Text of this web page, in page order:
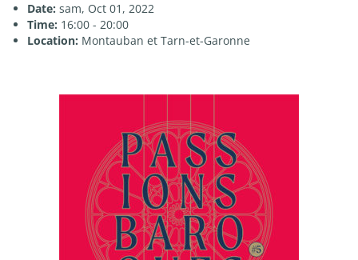
Date: sam, Oct 01, 2022
Time: 16:00 - 20:00
Location: Montauban et Tarn-et-Garonne